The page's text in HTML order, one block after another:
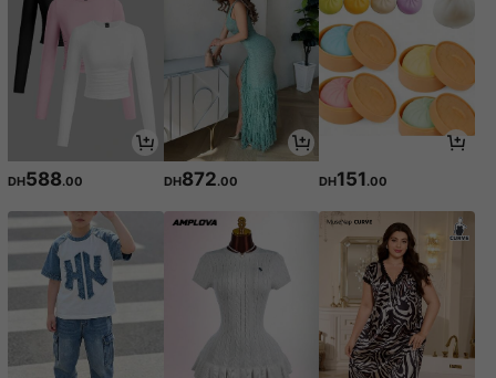
DH588.00 DH872.00 DH151 .00